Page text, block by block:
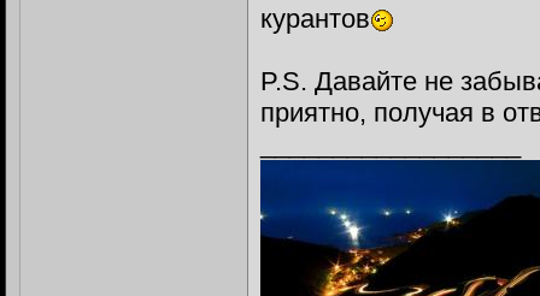
курантов
P.S. Давайте не
приятно, получая в